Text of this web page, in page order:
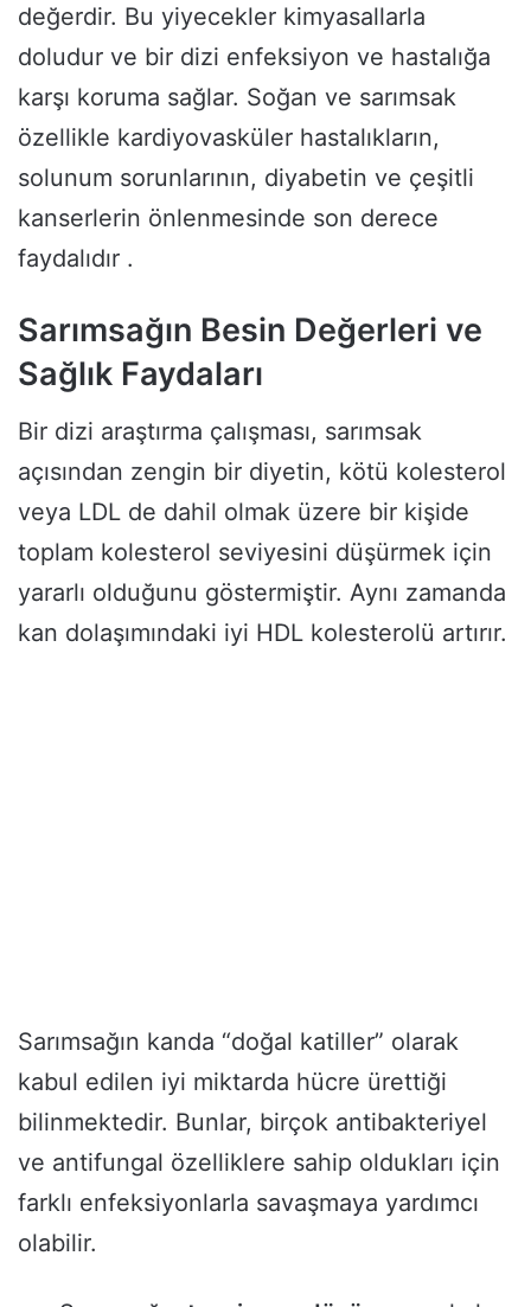
değerdir. Bu yiyecekler kimyasallarla
doludur ve bir dizi enfeksiyon ve hastalığa
karşı koruma sağlar. Soğan ve sarımsak
özellikle kardiyovasküler hastalıkların,
solunum sorunlarının, diyabetin ve çeşitli
kanserlerin önlenmesinde son derece
faydalıdır .
Sarımsağın Besin Değerleri ve
Sağlık Faydaları
Bir dizi araştırma çalışması, sarımsak
açısından zengin bir diyetin, kötü kolesterol
veya LDL de dahil olmak üzere bir kişide
toplam kolesterol seviyesini düşürmek için
yararlı olduğunu göstermiştir. Aynı zamanda
kan dolaşımındaki iyi HDL kolesterolü artırır.
Sarımsağın kanda “doğal katiller” olarak
kabul edilen iyi miktarda hücre ürettiği
bilinmektedir. Bunlar, birçok antibakteriyel
ve antifungal özelliklere sahip oldukları için
farklı enfeksiyonlarla savaşmaya yardımcı
olabilir.